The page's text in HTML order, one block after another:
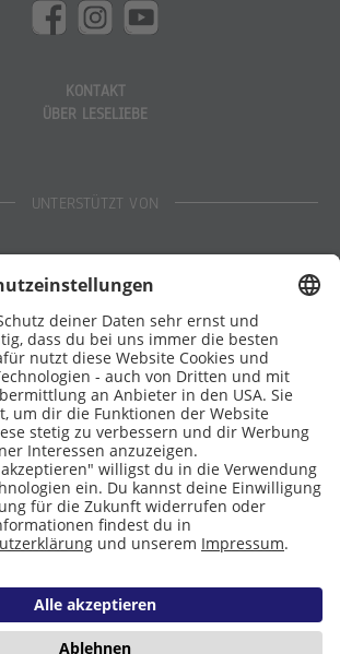
KONTAKT
ÜBER LESELIEBE
UNTERSTÜTZT VON
Stiftung Lesen
DATENSCHUTZ
IMPRESSUM
COOKIES
Copyright © 2026 Leseliebe